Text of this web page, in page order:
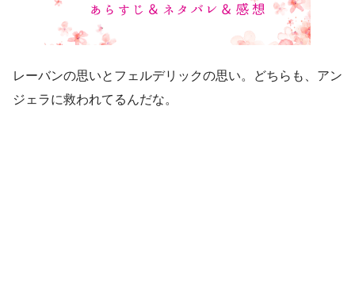
レーバンの思いとフェルデリックの思い。どちらも、アン
ジェラに救われてるんだな。